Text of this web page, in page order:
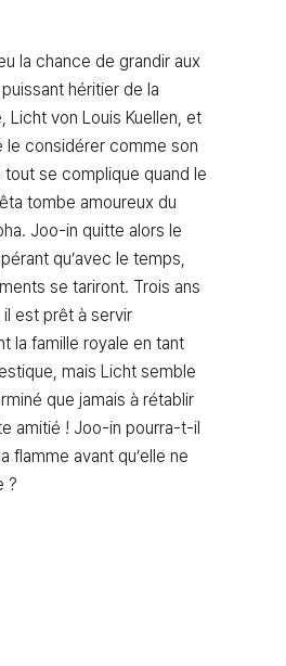
la chance de grandir aux
héritier de la
Licht von Louis Kuellen, et
le considérer comme son
tout se complique quand le
tombe amoureux du
Joo-in quitte alors le
qu’avec le temps,
se tariront. Trois ans
il est prêt à servir
la famille royale en tant
mais Licht semble
que jamais à rétablir
amitié ! Joo-in pourra-t-il
flamme avant qu’elle ne
?